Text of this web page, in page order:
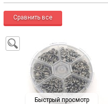
Быстрый просмотр